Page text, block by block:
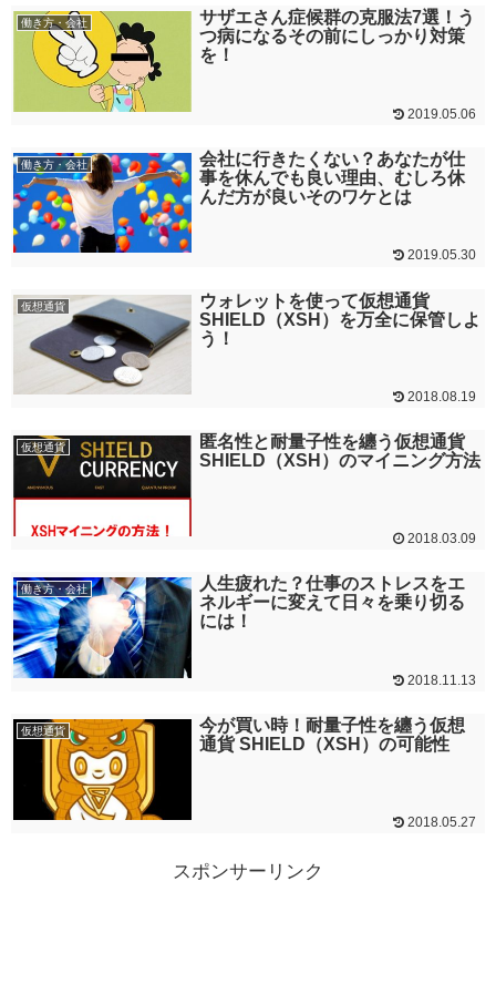
働き方・会社
サザエさん症候群の克服法7選！う
つ病になるその前にしっかり対策
を！
2019.05.06
働き方・会社
会社に行きたくない？あなたが仕
事を休んでも良い理由、むしろ休
んだ方が良いそのワケとは
2019.05.30
仮想通貨
ウォレットを使って仮想通貨
SHIELD（XSH）を万全に保管しよ
う！
2018.08.19
仮想通貨
匿名性と耐量子性を纏う仮想通貨
SHIELD（XSH）のマイニング方法
2018.03.09
働き方・会社
人生疲れた？仕事のストレスをエ
ネルギーに変えて日々を乗り切る
には！
2018.11.13
仮想通貨
今が買い時！耐量子性を纏う仮想
通貨 SHIELD（XSH）の可能性
2018.05.27
スポンサーリンク